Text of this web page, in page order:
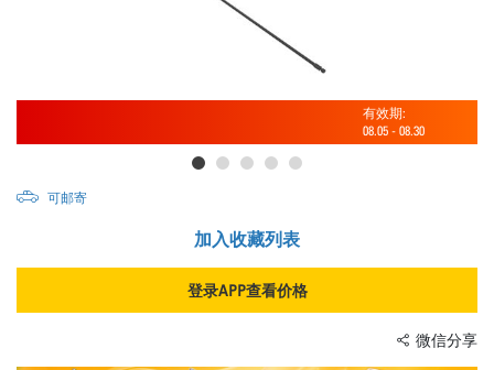
有效期:
08.05 - 08.30
可邮寄
加入收藏列表
登录APP查看价格
微信分享